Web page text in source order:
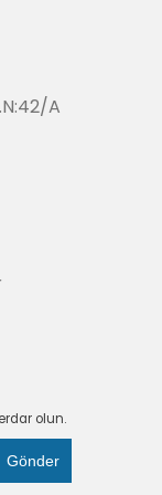
A
olun.